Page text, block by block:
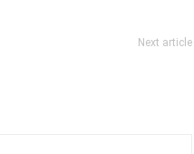
Next article